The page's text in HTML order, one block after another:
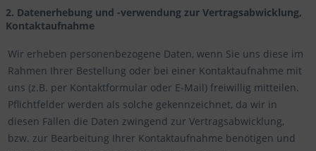
2. Datenerhebung und -verwendung zur Vertragsabwicklung,
Kontaktaufnahme
Wir erheben personenbezogene Daten, wenn Sie uns diese im
Rahmen Ihrer Bestellung oder bei einer Kontaktaufnahme mit
uns (z.B. per Kontaktformular oder E-Mail) freiwillig mitteilen.
Pflichtfelder werden als solche gekennzeichnet, da wir in
diesen Fällen die Daten zwingend zur Vertragsabwicklung,
bzw. zur Bearbeitung Ihrer Kontaktaufnahme benötigen und